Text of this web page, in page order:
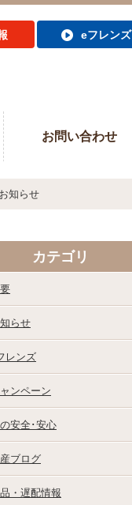
eフレンズ
お問い合わせ
知らせ
カテゴリ
らせ
レンズ
ンペーン
安全･安心
ブログ
・遅配情報